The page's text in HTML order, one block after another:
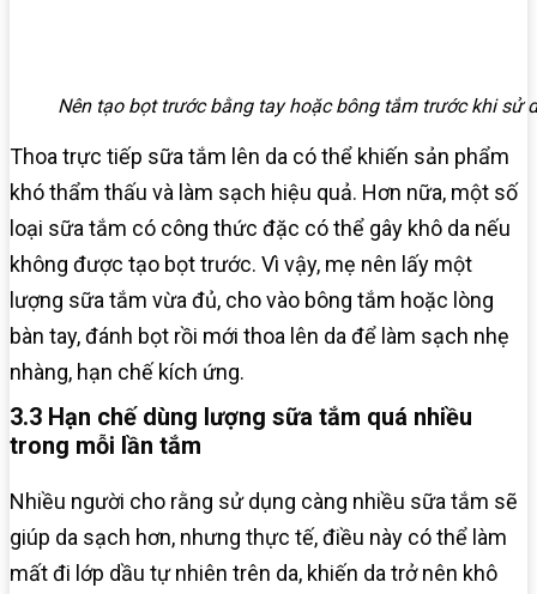
Nên tạo bọt trước bằng tay hoặc bông tắm trước khi sử
Thoa trực tiếp sữa tắm lên da có thể khiến sản phẩm
khó thẩm thấu và làm sạch hiệu quả. Hơn nữa, một số
loại sữa tắm có công thức đặc có thể gây khô da nếu
không được tạo bọt trước. Vì vậy, mẹ nên lấy một
lượng sữa tắm vừa đủ, cho vào bông tắm hoặc lòng
bàn tay, đánh bọt rồi mới thoa lên da để làm sạch nhẹ
nhàng, hạn chế kích ứng.
3.3 Hạn chế dùng lượng sữa tắm quá nhiều
trong mỗi lần tắm
Nhiều người cho rằng sử dụng càng nhiều sữa tắm sẽ
giúp da sạch hơn, nhưng thực tế, điều này có thể làm
mất đi lớp dầu tự nhiên trên da, khiến da trở nên khô